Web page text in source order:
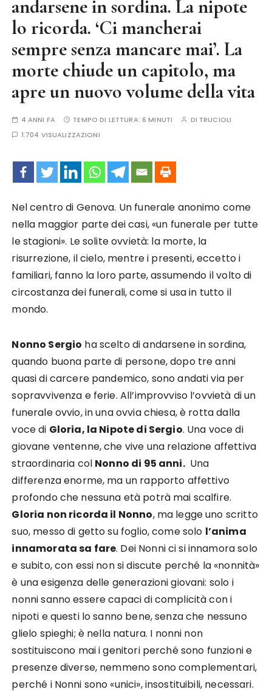
andarsene in sordina. La nipote
lo ricorda. ‘Ci mancherai
sempre senza mancare mai’. La
morte chiude un capitolo, ma
apre un nuovo volume della vita
4 ANNI FA TEMPO DI LETTURA:6 MINUTI DI TRUCIOLI
1.704 VISUALIZZAZIONI
Nel centro di Genova. Un funerale anonimo come
nella maggior parte dei casi, «un funerale per tutte
le stagioni». Le solite ovvietà: la morte, la
risurrezione, il cielo, mentre i presenti, eccetto i
familiari, fanno la loro parte, assumendo il volto di
circostanza dei funerali, come si usa in tutto il
mondo.
Nonno Sergio ha scelto di andarsene in sordina,
quando buona parte di persone, dopo tre anni
quasi di carcere pandemico, sono andati via per
sopravvivenza e ferie. All’improvviso l’ovvietà di un
funerale ovvio, in una ovvia chiesa, è rotta dalla
voce di Gloria, la Nipote di Sergio. Una voce di
giovane ventenne, che vive una relazione affettiva
straordinaria col Nonno di 95 anni.Una
differenza enorme, ma un rapporto affettivo
profondo che nessuna età potrà mai scalfire.
Gloria non ricorda il Nonno, ma legge uno scritto
suo, messo di getto su foglio, come solo l’anima
innamorata sa fare. Dei Nonni ci si innamora solo
e subito, con essi non si discute perché la «nonnità»
è una esigenza delle generazioni giovani: solo i
nonni sanno essere capaci di complicità con i
nipoti e questi lo sanno bene, senza che nessuno
glielo spieghi; è nella natura. I nonni non
sostituiscono mai i genitori perché sono funzioni e
presenze diverse, nemmeno sono complementari,
perché i Nonni sono «unici», insostituibili, necessari.